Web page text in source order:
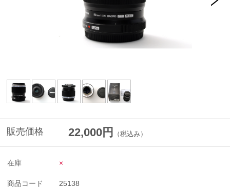
販売価格 22,000円 （税込み）
在庫 ×
商品コード 25138